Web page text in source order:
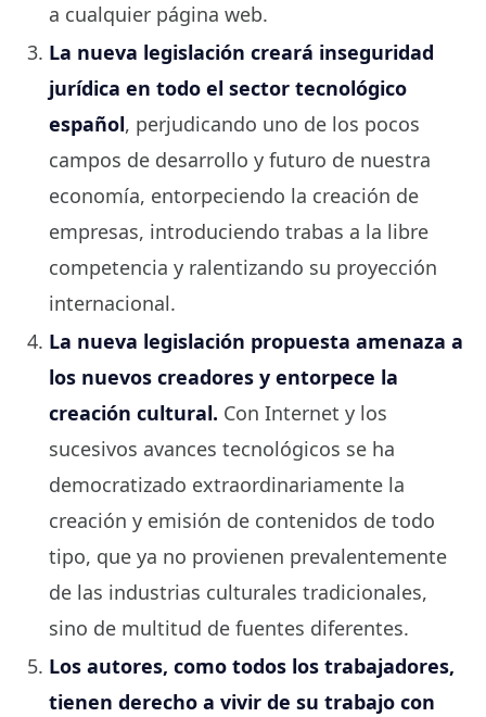
a cualquier página web.
La nueva legislación creará inseguridad
jurídica en todo el sector tecnológico
español, perjudicando uno de los pocos
campos de desarrollo y futuro de nuestra
economía, entorpeciendo la creación de
empresas, introduciendo trabas a la libre
competencia y ralentizando su proyección
internacional.
La nueva legislación propuesta amenaza a
los nuevos creadores y entorpece la
creación cultural. Con Internet y los
sucesivos avances tecnológicos se ha
democratizado extraordinariamente la
creación y emisión de contenidos de todo
tipo, que ya no provienen prevalentemente
de las industrias culturales tradicionales,
sino de multitud de fuentes diferentes.
Los autores, como todos los trabajadores,
tienen derecho a vivir de su trabajo con